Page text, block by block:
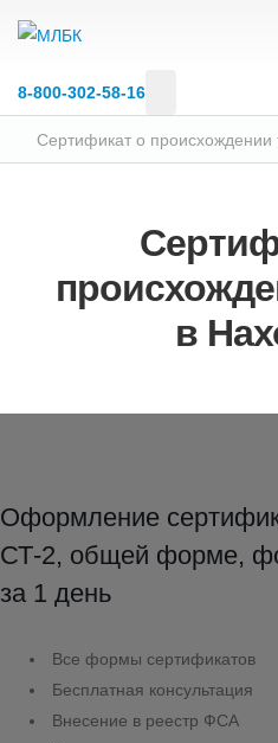
8‑800‑302‑58‑16
Сертификат о происхождении
в
Оформление
СТ-2, общей форме,
за 1 день
Все формы сертификатов
Бесплатная консультация
Внесение в реестр ФСА